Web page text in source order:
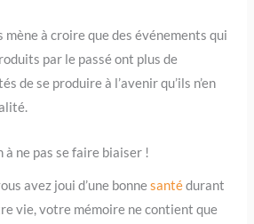
mène à croire que des événements qui
par le passé ont plus de
de se produire à l’avenir qu’ils n’en
ne pas se faire biaiser !
avez joui d’une bonnesantédurant
vie, votre mémoire ne contient que